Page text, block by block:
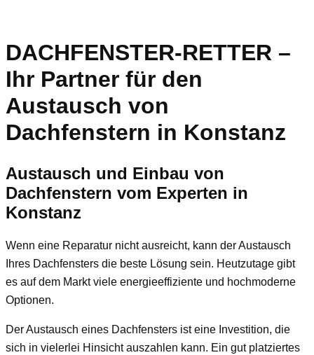
DACHFENSTER-RETTER –
Ihr Partner für den
Austausch von
Dachfenstern in Konstanz
Austausch und Einbau von
Dachfenstern vom Experten in
Konstanz
Wenn eine Reparatur nicht ausreicht, kann der Austausch
Ihres Dachfensters die beste Lösung sein. Heutzutage gibt
es auf dem Markt viele energieeffiziente und hochmoderne
Optionen.
Der Austausch eines Dachfensters ist eine Investition, die
sich in vielerlei Hinsicht auszahlen kann. Ein gut platziertes